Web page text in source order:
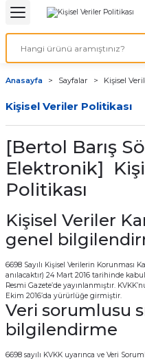
Geri Dön
Anasayfa Sayfalar Kişisel
Kişisel Veriler Politikası
[Bertol Barış
Elektronik]
Politikası
Kişisel Veriler
genel
6698 Sayılı Kişisel Verilerin Korunması
anılacaktır) 24 Mart 2016 tarihinde
Resmi Gazete’de yayınlanmıştır.
Ekim 2016’da yürürlüğe girmiştir.
Veri sorumlusu
bilgilendirme
6698 sayılı KVKK uyarınca ve Veri